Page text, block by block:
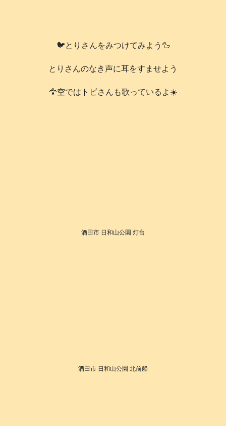
🐦️とりさんをみつけてみよう🦆
とりさんのなき声に耳をすませよう
🦅空ではトビさんも歌っているよ☀️
酒田市 日和山公園 灯台
酒田市 日和山公園 北前船